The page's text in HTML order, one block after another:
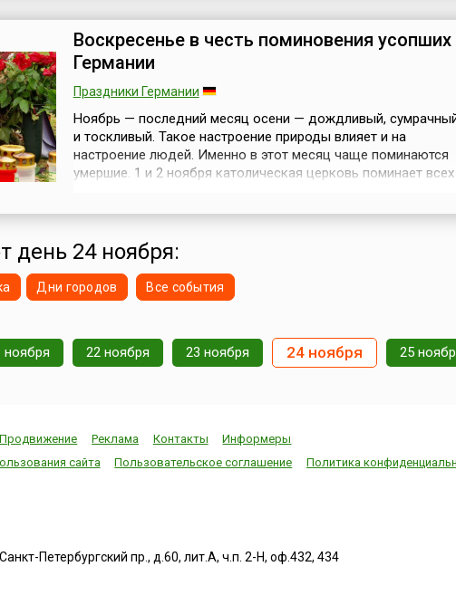
священное Писание, толкование...
Воскресенье в честь поминовения усопших
Германии
Праздники Германии
Ноябрь — последний месяц осени — дождливый,
и тоскливый. Такое настроение природы влияет и на
настроение людей. Именно в этот месяц чаще поминаются
умершие. 1 и 2 ноября католическая церковь поминает всех
протестантская церк...
день 24 ноября:
Дни городов Все события
ноября 22 ноября 23 ноября 24 ноября 25
Продвижение Реклама Контакты
Информеры
сайта
Пользовательское соглашение Политика
Петербургский пр., д.60, лит.А, ч.п. 2-Н, оф.432, 434